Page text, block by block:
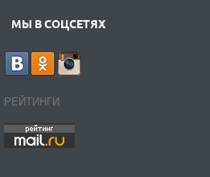
МЫ В СОЦСЕТЯХ
РЕЙТИНГИ